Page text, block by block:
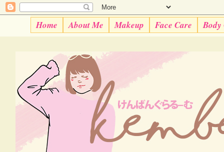
Home About Me Makeup Face Care Body